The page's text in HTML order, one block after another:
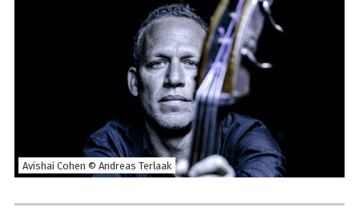
Avishai Cohen © Andreas Terlaak